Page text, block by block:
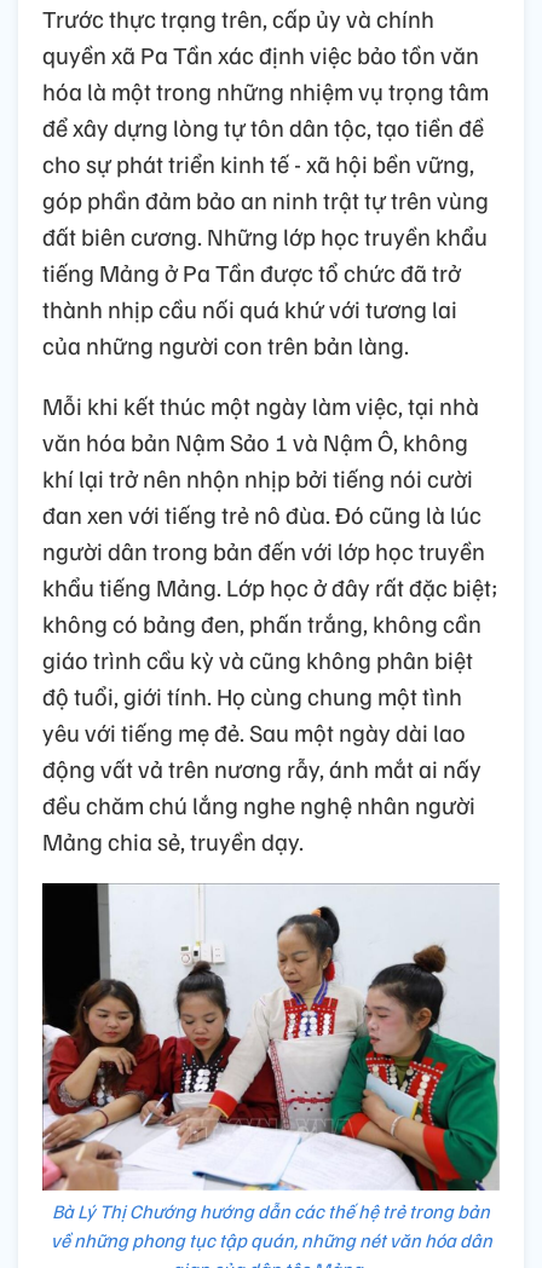
Trước thực trạng trên, cấp ủy và chính
quyền xã Pa Tần xác định việc bảo tồn văn
hóa là một trong những nhiệm vụ trọng tâm
để xây dựng lòng tự tôn dân tộc, tạo tiền đề
cho sự phát triển kinh tế - xã hội bền vững,
góp phần đảm bảo an ninh trật tự trên vùng
đất biên cương. Những lớp học truyền khẩu
tiếng Mảng ở Pa Tần được tổ chức đã trở
thành nhịp cầu nối quá khứ với tương lai
của những người con trên bản làng.
Mỗi khi kết thúc một ngày làm việc, tại nhà
văn hóa bản Nậm Sảo 1 và Nậm Ô, không
khí lại trở nên nhộn nhịp bởi tiếng nói cười
đan xen với tiếng trẻ nô đùa. Đó cũng là lúc
người dân trong bản đến với lớp học truyền
khẩu tiếng Mảng. Lớp học ở đây rất đặc biệt;
không có bảng đen, phấn trắng, không cần
giáo trình cầu kỳ và cũng không phân biệt
độ tuổi, giới tính. Họ cùng chung một tình
yêu với tiếng mẹ đẻ. Sau một ngày dài lao
động vất vả trên nương rẫy, ánh mắt ai nấy
đều chăm chú lắng nghe nghệ nhân người
Mảng chia sẻ, truyền dạy.
Bà Lý Thị Chướng hướng dẫn các thế hệ trẻ trong bản
về những phong tục tập quán, những nét văn hóa dân